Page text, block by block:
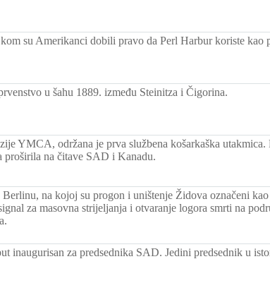
su Amerikanci dobili pravo da Perl Harbur koriste kao
u šahu 1889. između Steinitza i Čigorina.
YMCA, održana je prva službena košarkaška
na čitave SAD i Kanadu.
na kojoj su progon i uništenje Židova označeni
za masovna strijeljanja i otvaranje logora smrti na
inaugurisan za predsednika SAD. Jedini predsednik u